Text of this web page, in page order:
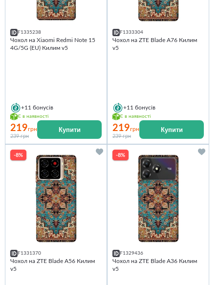
F1335238
Чохол на Xiaomi Redmi Note 15
4G/5G (EU) Килим v5
+11 бонусів
Є в наявності
219грн
239 грн
Купити
F1333304
Чохол на ZTE Blade A76 Килим
v5
+11 бонусів
Є в наявності
219грн
239 грн
Купити
-8%
F1331370
Чохол на ZTE Blade A56 Килим
v5
-8%
F1329436
Чохол на ZTE Blade A36 Килим
v5